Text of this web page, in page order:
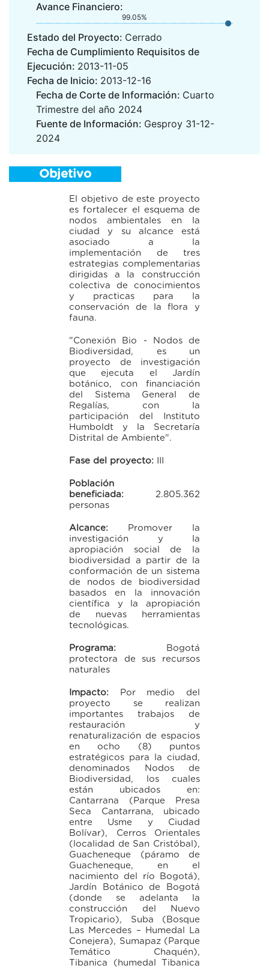
Avance Financiero:
99.05%
Estado del Proyecto: Cerrado
Fecha de Cumplimiento Requisitos de
Ejecución: 2013-11-05
Fecha de Inicio: 2013-12-16
Fecha de Corte de Información: Cuarto
Trimestre del año 2024
Fuente de Información: Gesproy 31-12-
2024
Objetivo
El objetivo de este proyecto
es fortalecer el esquema de
nodos ambientales en la
ciudad y su alcance está
asociado a la
implementación de tres
estrategias complementarias
dirigidas a la construcción
colectiva de conocimientos
y practicas para la
conservación de la flora y
fauna.
"Conexión Bio - Nodos de
Biodiversidad, es un
proyecto de investigación
que ejecuta el Jardín
botánico, con financiación
del Sistema General de
Regalías, con la
participación del Instituto
Humboldt y la Secretaría
Distrital de Ambiente".
Fase del proyecto:
Población
beneficiada:
2.805.362
personas
Alcance: Promover la
investigación y la
apropiación social
de la
biodiversidad a partir de la
conformación de un sistema
de nodos de biodiversidad
basados en la innovación
científica y la apropiación
de nuevas herramientas
tecnológicas.
Programa:
Bogotá
protectora de sus recursos
naturales
Impacto:
Por medio del
proyecto se realizan
importantes trabajos de
restauración y
renaturalización de espacios
en ocho (8) puntos
estratégicos para la ciudad,
denominados Nodos de
Biodiversidad, los cuales
están ubicados en:
Cantarrana (Parque Presa
Seca Cantarrana, ubicado
entre Usme y Ciudad
Bolívar), Cerros Orientales
(localidad de San Cristóbal),
Guacheneque (páramo de
Guacheneque, en el
nacimiento del río Bogotá),
Jardín Botánico de Bogotá
(donde se adelanta la
construcción del Nuevo
Tropicario), Suba (Bosque
Las Mercedes – Humedal La
Conejera), Sumapaz (Parque
Temático Chaquén),
Tibanica (humedal Tibanica